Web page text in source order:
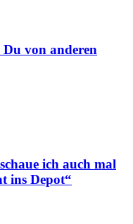
Du von anderen
ich auch mal
ins Depot“